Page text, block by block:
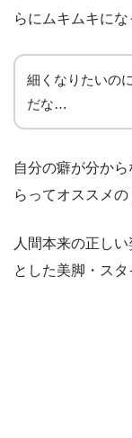
らにムキムキにな
細くなりたいの
だな…
自分の癖が分か
らってオススメ
人間本来の正し
とした美脚・スタ